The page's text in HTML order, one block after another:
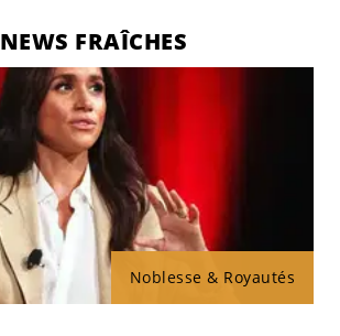
NEWS FRAÎCHES
Noblesse & Royautés